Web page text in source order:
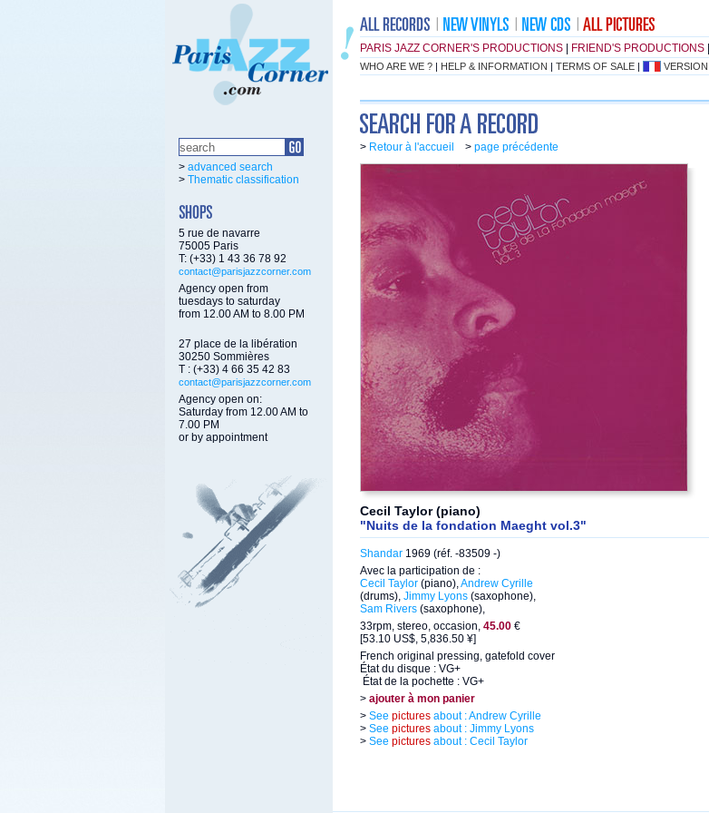
PARIS JAZZ CORNER'S PRODUCTIONS FRIEND'S PRODUCTIONS
WHO ARE WE ? | HELP & INFORMATION | TERMS OF SALE |
> advanced search
> Thematic classification
5 rue de navarre
75005 Paris
T: (+33) 1 43 36 78 92
contact@parisjazzcorner.com
Agency open from
tuesdays to saturday
from 12.00 AM to 8.00 PM
27 place de la libération
30250 Sommières
T : (+33) 4 66 35 42 83
contact@parisjazzcorner.com
Agency open on:
Saturday from 12.00 AM to
7.00 PM
or by appointment
> Retour à l'accueil > page précédente
Cecil Taylor (piano)
"Nuits de la fondation Maeght vol.3"
Shandar 1969 (réf. -83509 -)
Avec la participation de :
Cecil Taylor (piano),Andrew Cyrille
(drums), Jimmy Lyons (saxophone),
Sam Rivers (saxophone),
33rpm, stereo, occasion, 45.00 €
[53.10 US$, 5,836.50 ¥]
French original pressing, gatefold cover
État du disque : VG+
État de la pochette : VG+
> ajouter à mon panier
> See pictures about : Andrew Cyrille
> See pictures about : Jimmy Lyons
> See pictures about : Cecil Taylor